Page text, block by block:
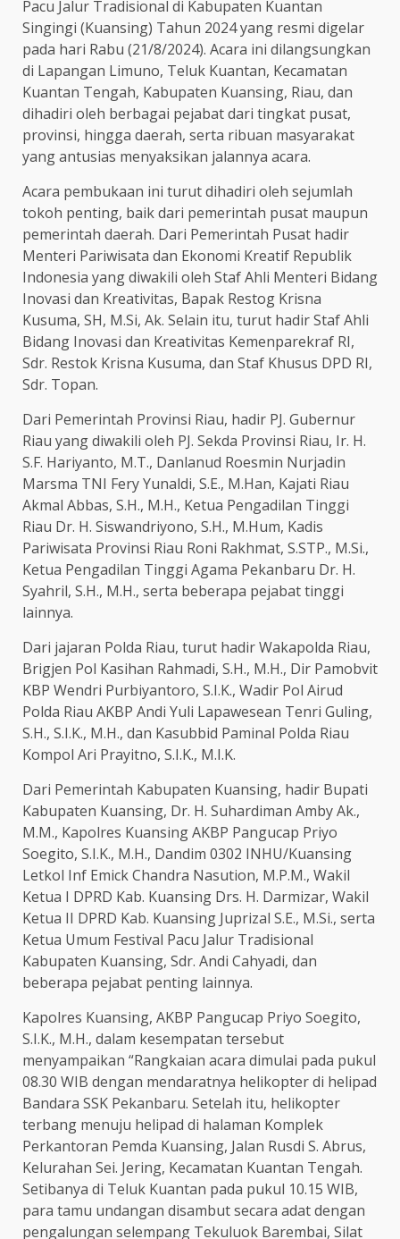
Pacu Jalur Tradisional di Kabupaten Kuantan
Singingi (Kuansing) Tahun 2024 yang resmi digelar
pada hari Rabu (21/8/2024). Acara ini dilangsungkan
di Lapangan Limuno, Teluk Kuantan, Kecamatan
Kuantan Tengah, Kabupaten Kuansing, Riau, dan
dihadiri oleh berbagai pejabat dari tingkat pusat,
provinsi, hingga daerah, serta ribuan masyarakat
yang antusias menyaksikan jalannya acara.
Acara pembukaan ini turut dihadiri oleh sejumlah
tokoh penting, baik dari pemerintah pusat maupun
pemerintah daerah. Dari Pemerintah Pusat hadir
Menteri Pariwisata dan Ekonomi Kreatif Republik
Indonesia yang diwakili oleh Staf Ahli Menteri Bidang
Inovasi dan Kreativitas, Bapak Restog Krisna
Kusuma, SH, M.Si, Ak. Selain itu, turut hadir Staf Ahli
Bidang Inovasi dan Kreativitas Kemenparekraf RI,
Sdr. Restok Krisna Kusuma, dan Staf Khusus DPD RI,
Sdr. Topan.
Dari Pemerintah Provinsi Riau, hadir PJ. Gubernur
Riau yang diwakili oleh PJ. Sekda Provinsi Riau, Ir. H.
S.F. Hariyanto, M.T., Danlanud Roesmin Nurjadin
Marsma TNI Fery Yunaldi, S.E., M.Han, Kajati Riau
Akmal Abbas, S.H., M.H., Ketua Pengadilan Tinggi
Riau Dr. H. Siswandriyono, S.H., M.Hum, Kadis
Pariwisata Provinsi Riau Roni Rakhmat, S.STP., M.Si.,
Ketua Pengadilan Tinggi Agama Pekanbaru Dr. H.
Syahril, S.H., M.H., serta beberapa pejabat tinggi
lainnya.
Dari jajaran Polda Riau, turut hadir Wakapolda Riau,
Brigjen Pol Kasihan Rahmadi, S.H., M.H., Dir Pamobvit
KBP Wendri Purbiyantoro, S.I.K., Wadir Pol Airud
Polda Riau AKBP Andi Yuli Lapawesean Tenri Guling,
S.H., S.I.K., M.H., dan Kasubbid Paminal Polda Riau
Kompol Ari Prayitno, S.I.K., M.I.K.
Dari Pemerintah Kabupaten Kuansing, hadir Bupati
Kabupaten Kuansing, Dr. H. Suhardiman Amby Ak.,
M.M., Kapolres Kuansing AKBP Pangucap Priyo
Soegito, S.I.K., M.H., Dandim 0302 INHU/Kuansing
Letkol Inf Emick Chandra Nasution, M.P.M., Wakil
Ketua I DPRD Kab. Kuansing Drs. H. Darmizar, Wakil
Ketua II DPRD Kab. Kuansing Juprizal S.E., M.Si., serta
Ketua Umum Festival Pacu Jalur Tradisional
Kabupaten Kuansing, Sdr. Andi Cahyadi, dan
beberapa pejabat penting lainnya.
Kapolres Kuansing, AKBP Pangucap Priyo Soegito,
S.I.K., M.H., dalam kesempatan tersebut
menyampaikan “Rangkaian acara dimulai pada pukul
08.30 WIB dengan mendaratnya helikopter di helipad
Bandara SSK Pekanbaru. Setelah itu, helikopter
terbang menuju helipad di halaman Komplek
Perkantoran Pemda Kuansing, Jalan Rusdi S. Abrus,
Kelurahan Sei. Jering, Kecamatan Kuantan Tengah.
Setibanya di Teluk Kuantan pada pukul 10.15 WIB,
para tamu undangan disambut secara adat dengan
pengalungan selempang Tekuluok Barembai, Silat